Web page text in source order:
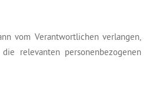
vom Verantwortlichen verlangen,
relevanten personenbezogenen